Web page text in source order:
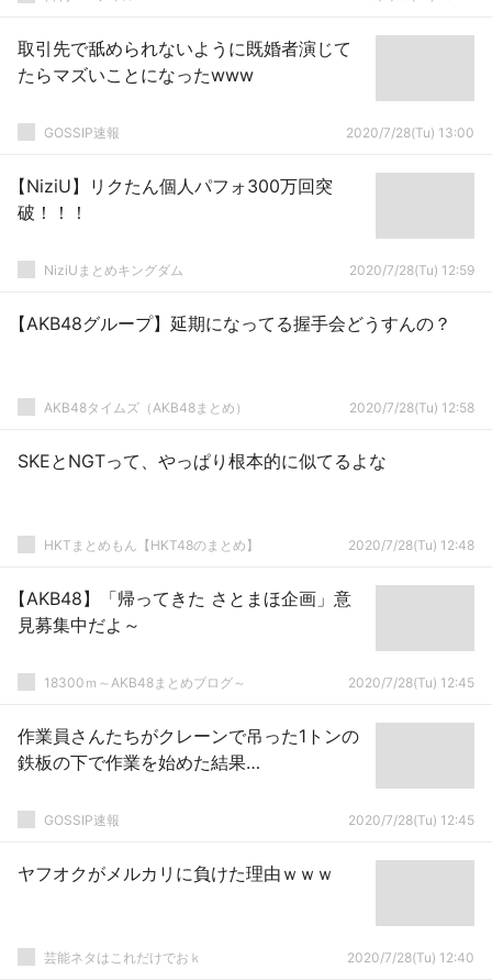
取引先で舐められないように既婚者演じて
たらマズいことになったwww
GOSSIP速報 2020/7/28(Tu) 13:00
【NiziU】リクたん個人パフォ300万回突
破！！！
NiziUまとめキングダム 2020/7/28(Tu) 12:59
【AKB48グループ】延期になってる握手会どうすんの？
AKB48タイムズ（AKB48まとめ） 2020/7/28(Tu) 12:58
SKEとNGTって、やっぱり根本的に似てるよな
HKTまとめもん【HKT48のまとめ】 2020/7/28(Tu) 12:48
【AKB48】「帰ってきた さとまほ企画」意
見募集中だよ～
18300ｍ～AKB48まとめブログ～ 2020/7/28(Tu) 12:45
作業員さんたちがクレーンで吊った1トンの
鉄板の下で作業を始めた結果…
GOSSIP速報 2020/7/28(Tu) 12:45
ヤフオクがメルカリに負けた理由ｗｗｗ
芸能ネタはこれだけでおｋ 2020/7/28(Tu) 12:40